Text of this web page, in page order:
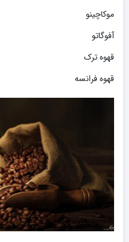
موکاچینو
آفوگاتو
قهوه ترک
قهوه فرانسه